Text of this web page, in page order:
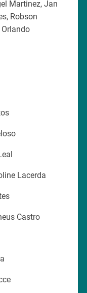
Martinez, Jan
Robson
Lacerda
Castro